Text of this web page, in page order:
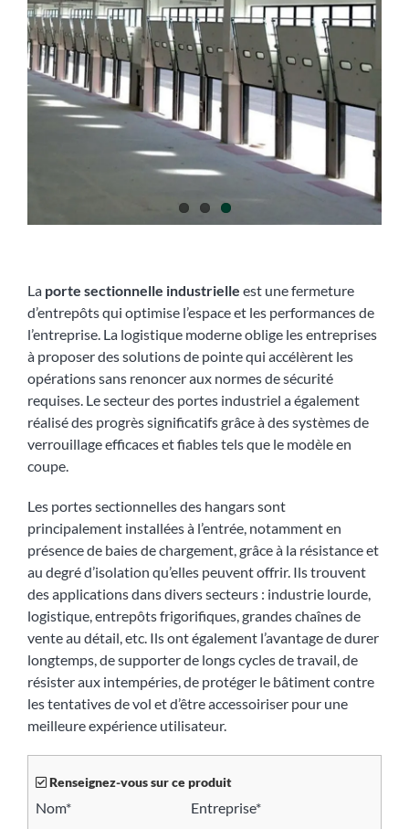
La porte sectionnelle industrielle est une fermeture
d’entrepôts qui optimise l’espace et les performances de
l’entreprise. La logistique moderne oblige les entreprises
à proposer des solutions de pointe qui accélèrent les
opérations sans renoncer aux normes de sécurité
requises. Le secteur des portes industriel a également
réalisé des progrès significatifs grâce à des systèmes de
verrouillage efficaces et fiables tels que le modèle en
coupe.
Les portes sectionnelles des hangars sont
principalement installées à l’entrée, notamment en
présence de baies de chargement, grâce à la résistance et
au degré d’isolation qu’elles peuvent offrir. Ils trouvent
des applications dans divers secteurs : industrie lourde,
logistique, entrepôts frigorifiques, grandes chaînes de
vente au détail, etc. Ils ont également l’avantage de durer
longtemps, de supporter de longs cycles de travail, de
résister aux intempéries, de protéger le bâtiment contre
les tentatives de vol et d’être accessoiriser pour une
meilleure expérience utilisateur.
Renseignez-vous sur ce produit
Nom* Entreprise*